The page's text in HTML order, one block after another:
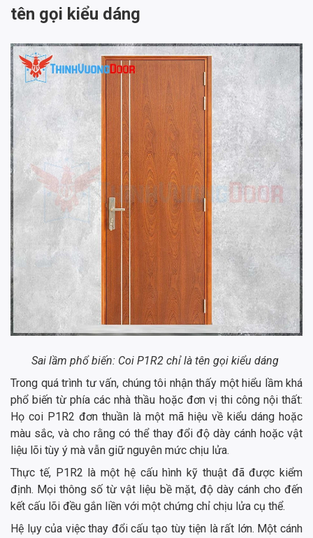
tên gọi kiểu dáng
Sai lầm phổ biến: Coi P1R2 chỉ là tên gọi kiểu dáng
Trong quá trình tư vấn, chúng tôi nhận thấy một hiểu lầm khá
phổ biến từ phía các nhà thầu hoặc đơn vị thi công nội thất:
Họ coi P1R2 đơn thuần là một mã hiệu về kiểu dáng hoặc
màu sắc, và cho rằng có thể thay đổi độ dày cánh hoặc vật
liệu lõi tùy ý mà vẫn giữ nguyên mức chịu lửa.
Thực tế, P1R2 là một hệ cấu hình kỹ thuật đã được kiểm
định. Mọi thông số từ vật liệu bề mặt, độ dày cánh cho đến
kết cấu lõi đều gắn liền với một chứng chỉ chịu lửa cụ thể.
Hệ lụy của việc thay đổi cấu tạo tùy tiện là rất lớn. Một cánh